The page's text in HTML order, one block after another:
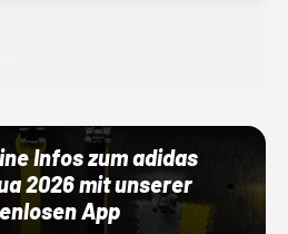
Infos zum adidas
2026 mit unserer
App